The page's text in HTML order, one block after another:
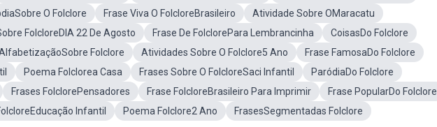
O Folclore Frase Viva O FolcloreBrasileiro
Atividade Sobre OMaracatu
FolcloreDIA 22 De Agosto Frase De FolclorePara Lembrancinha
CoisasDo Folclore
Folclore Atividades Sobre O Folclore5 Ano
Frase FamosaDo Folclore
Poema Folclorea Casa Frases Sobre O FolcloreSaci Infantil
ParódiaDo Folclore
Frases FolclorePensadores Frase FolcloreBrasileiro Para Imprimir
Frase PopularDo Folclore
Infantil Poema Folclore2 Ano FrasesSegmentadas Folclore